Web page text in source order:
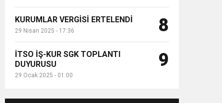
KURUMLAR VERGİSİ ERTELENDİ
29 Nisan 2025 - 17:36 8
İTSO İŞ-KUR SGK TOPLANTI
DUYURUSU
29 Ocak 2025 - 01:00
9